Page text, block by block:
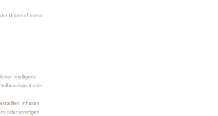
Unternehmerin
Intelligenz
oder
Inhalten
oder sonstigen